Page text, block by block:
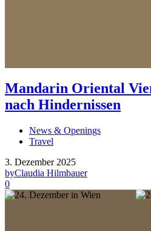
Mandarin Oriental
nach Hindernissen
News & Openings
Travel
3. Dezember 2025
byClaudia Hilmbauer
0